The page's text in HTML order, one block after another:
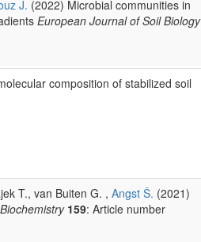
J. (2022) Microbial communities in
European Journal of Soil Biology
composition of stabilized soil
T., van Buiten G. , Angst Š. (2021)
159: Article number